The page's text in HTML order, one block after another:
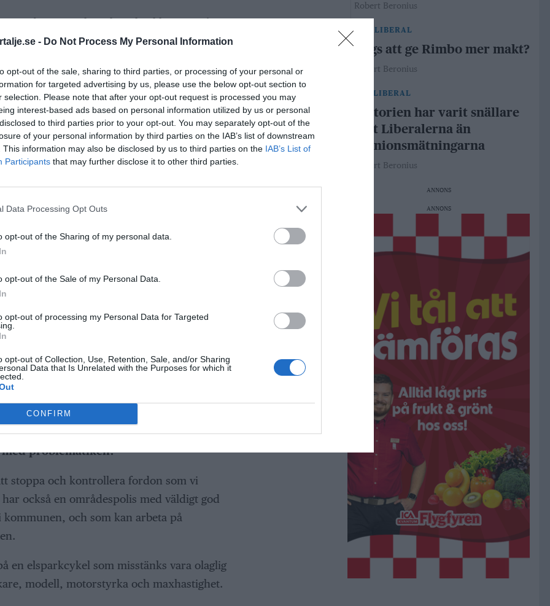
- Do Not Process My Personal Information
opt-out of the sale, sharing to third parties, or processing of your personal or
for targeted advertising by us, please use the below opt-out section to
selection. Please note that after your opt-out request is processed you may
interest-based ads based on personal information utilized by us or personal
to third parties prior to your opt-out. You may separately opt-out of the
of your personal information by third parties on the IAB’s list of downstream
This information may also be disclosed by us to third parties on the IAB’s List of
Participants that may further disclose it to other third parties.
Data Processing Opt Outs
opt-out of the Sharing of my personal data.
opt-out of the Sale of my Personal Data.
opt-out of processing my Personal Data for Targeted
opt-out of Collection, Use, Retention, Sale, and/or Sharing
Data that Is Unrelated with the Purposes for which it
CONFIRM
om barn som kör elsparkcyklar som går
i ett fall uppgifter om ett barn vars
på 90 kilometer i timmen. Den lagliga
20 kilometer i timmen.
ANNONS
genom tips från allmänheten, skolan
Dagerman, polisassistent vid LPO Norrtälje,
problematiken?
stoppa och kontrollera fordon som vi
också en områdespolis med väldigt god
och som kan arbeta på
en elsparkcykel som misstänks vara olaglig
modell, motorstyrka och maxhastighet.
Robert Beronius
29 julLIBERAL
Dags att ge Rimbo mer makt?
Robert Beronius
LIBERAL
Historien har varit snällare
mot Liberalerna än
opinionsmätningarna
Robert Beronius
ANNONS
ANNONS